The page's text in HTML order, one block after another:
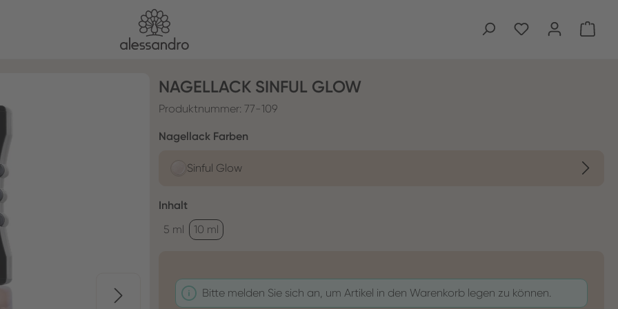
NAGELLACK SINFUL GLOW
Produktnummer: 77-109
Nagellack Farben
Sinful Glow
Inhaltauswählen
5 ml
10 ml
Bitte melden Sie sich an, um Artikel in den Warenkorb legen zu können.